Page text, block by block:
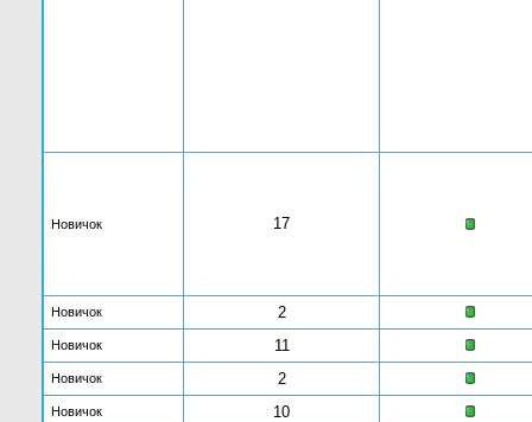
Новичок 17
Новичок 2
Новичок 11
Новичок 2
Новичок 10